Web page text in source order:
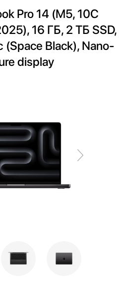
Pro 14 (M5, 10C
16 ГБ, 2 ТБ SSD,
Black), Nano-
display